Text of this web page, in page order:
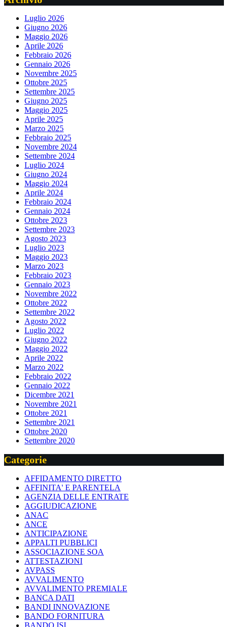
Luglio 2026
Giugno 2026
Maggio 2026
Aprile 2026
Febbraio 2026
Gennaio 2026
Novembre 2025
Ottobre 2025
Settembre 2025
Giugno 2025
Maggio 2025
Aprile 2025
Marzo 2025
Febbraio 2025
Novembre 2024
Settembre 2024
Luglio 2024
Giugno 2024
Maggio 2024
Aprile 2024
Febbraio 2024
Gennaio 2024
Ottobre 2023
Settembre 2023
Agosto 2023
Luglio 2023
Maggio 2023
Marzo 2023
Febbraio 2023
Gennaio 2023
Novembre 2022
Ottobre 2022
Settembre 2022
Agosto 2022
Luglio 2022
Giugno 2022
Maggio 2022
Aprile 2022
Marzo 2022
Febbraio 2022
Gennaio 2022
Dicembre 2021
Novembre 2021
Ottobre 2021
Settembre 2021
Ottobre 2020
Settembre 2020
Categorie
AFFIDAMENTO DIRETTO
AFFINITA' E PARENTELA
AGENZIA DELLE ENTRATE
AGGIUDICAZIONE
ANAC
ANCE
ANTICIPAZIONE
APPALTI PUBBLICI
ASSOCIAZIONE SOA
ATTESTAZIONI
AVPASS
AVVALIMENTO
AVVALIMENTO PREMIALE
BANCA DATI
BANDI INNOVAZIONE
BANDO FORNITURA